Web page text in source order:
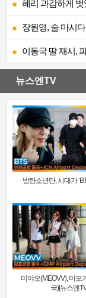
혜리 과감하게 벗
장원영, 술 마시
이동국 딸 재시,
뉴스엔TV
방탄소년단, 시대가
미야오(MEOVV), 미모
국)[뉴스엔